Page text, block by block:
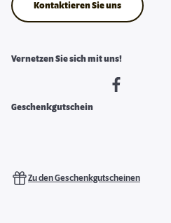
Kontaktieren Sie uns
Vernetzen Sie sich mit uns!
Geschenkgutschein
Zu den Geschenkgutscheinen